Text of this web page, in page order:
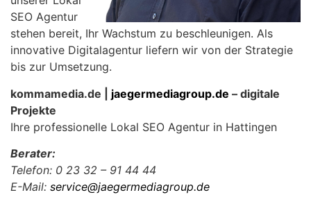
SEO Agentur
stehen bereit, Ihr Wachstum zu beschleunigen. Als
innovative Digitalagentur liefern wir von der Strategie
bis zur Umsetzung.
kommamedia.de | jaegermediagroup.de – digitale
Projekte
Ihre professionelle Lokal SEO Agentur in Hattingen
Berater:
Telefon: 0 23 32 – 91 44 44
E-Mail: service@jaegermediagroup.de